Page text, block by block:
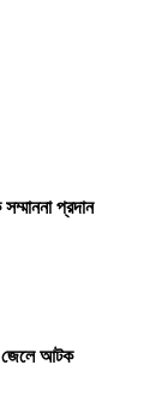
প্রদান
জেলে আটক